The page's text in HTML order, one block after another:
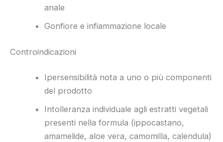
anale
Gonfiore e infiammazione locale
Controindicazioni
Ipersensibilità nota a uno o più componenti
del prodotto
Intolleranza individuale agli estratti vegetali
presenti nella formula (ippocastano,
amamelide, aloe vera, camomilla, calendula)